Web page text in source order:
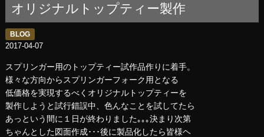
オリジナルトップティー製作
BLOG
2017-04-07
スプリンガー用のトップティー試作品作りに着手。
様々な方向からスプリンガーフォーク用となる
低価格を実現するべくオリジナルトップティーを
製作しようと試行錯誤中、色んなことを試してたら
あっという間に１日が終わりました｡｡｡決まり次第
ちゃんとした図面作成･･･後に製品化したら皆様ヘ